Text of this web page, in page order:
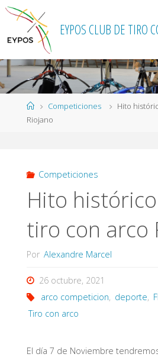
Saltar
contenido
EYPOS CLUB DE TIRO
Página
de
Competiciones
Hito
Riojano
Competiciones
Hito
tiro con arco
Por Alexandre Marcel
26 octubre, 2021
arco competicion, deporte,
Tiro con arco
El día 7 de Noviembre